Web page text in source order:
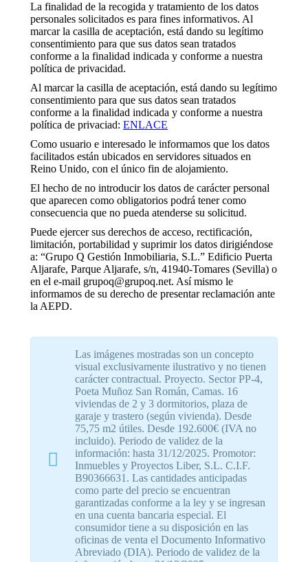
La finalidad de la recogida y tratamiento de los datos
personales solicitados es para fines informativos. Al
marcar la casilla de aceptación, está dando su legítimo
consentimiento para que sus datos sean tratados
conforme a la finalidad indicada y conforme a nuestra
política de privacidad.
Al marcar la casilla de aceptación, está dando su legítimo
consentimiento para que sus datos sean tratados
conforme a la finalidad indicada y conforme a nuestra
política de privaciad: ENLACE
Como usuario e interesado le informamos que los datos
facilitados están ubicados en servidores situados en
Reino Unido, con el único fin de alojamiento.
El hecho de no introducir los datos de carácter personal
que aparecen como obligatorios podrá tener como
consecuencia que no pueda atenderse su solicitud.
Puede ejercer sus derechos de acceso, rectificación,
limitación, portabilidad y suprimir los datos dirigiéndose
a: “Grupo Q Gestión Inmobiliaria, S.L.” Edificio Puerta
Aljarafe, Parque Aljarafe, s/n, 41940-Tomares (Sevilla) o
en el e-mail grupoq@grupoq.net. Así mismo le
informamos de su derecho de presentar reclamación ante
la AEPD.
Las imágenes mostradas son un concepto
visual exclusivamente ilustrativo y no tienen
carácter contractual. Proyecto. Sector PP-4,
Poeta Muñoz San Román, Camas. 16
viviendas de 2 y 3 dormitorios, plaza de
garaje y trastero (según vivienda). Desde
75,75 m2 útiles. Desde 192.600€ (IVA no
incluido). Periodo de validez de la
información: hasta 31/12/2025. Promotor:
Inmuebles y Proyectos Liber, S.L. C.I.F.
B90366631. Las cantidades anticipadas
como parte del precio se encuentran
garantizadas conforme a la ley y se ingresan
en una cuenta bancaria especial. El
consumidor tiene a su disposición en las
oficinas de venta el Documento Informativo
Abreviado (DIA). Periodo de validez de la